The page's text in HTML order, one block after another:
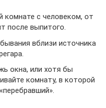
комнате с человеком, от
после выпитого.
вблизи источника
окна, или хотя бы
комнату, в которой